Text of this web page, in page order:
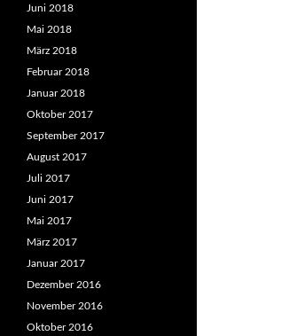
Juni 2018
Mai 2018
März 2018
Februar 2018
Januar 2018
Oktober 2017
September 2017
August 2017
Juli 2017
Juni 2017
Mai 2017
März 2017
Januar 2017
Dezember 2016
November 2016
Oktober 2016